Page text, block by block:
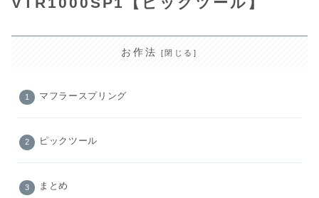
お作法
マフラースプリング
ピックツール
まとめ